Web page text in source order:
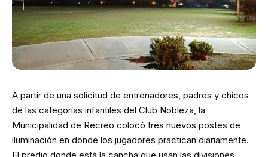
A partir de una solicitud de entrenadores, padres y chicos
de las categorías infantiles del Club Nobleza, la
Municipalidad de Recreo colocó tres nuevos postes de
iluminación en donde los jugadores practican diariamente.
El predio donde está la cancha que usan las divisiones